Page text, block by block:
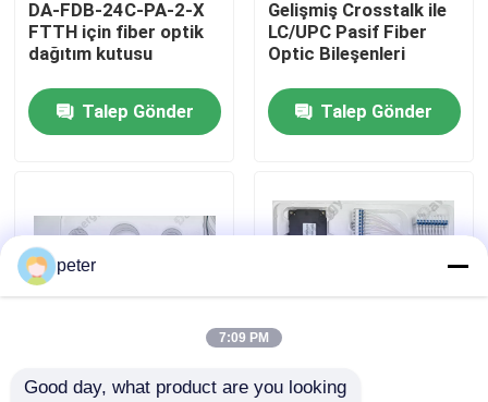
Fabrika turu
Kalite kontrol
Haberler
Teklif isteği
DA-FDB-24C-PA-2-X
FTTH için fiber optik
dağıtım kutusu
Talep Gönder
Gelişmiş Crosstalk ile
LC/UPC Pasif Fiber
Optic Bileşenleri
Talep Gönder
40CH G652D Veri iletimi için LC/UPC
peter
7:09 PM
Good day, what product are you looking